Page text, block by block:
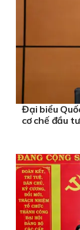
Đại biểu
cơ chế đầu